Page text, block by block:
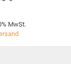
MwSt.